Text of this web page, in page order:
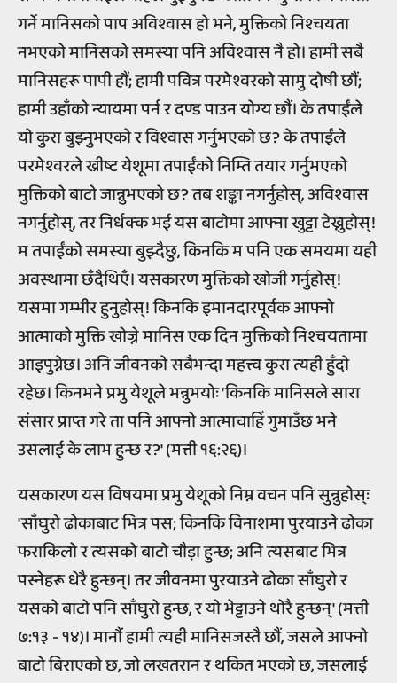
गर्ने मानिसको पाप अविश्वास हो भने, मुक्तिको निश्चयता
नभएको मानिसको समस्या पनि अविश्वास नै हो। हामी सबै
मानिसहरू पापी हौं; हामी पवित्र परमेश्वरको सामु दोषी छौं;
हामी उहाँको न्यायमा पर्न र दण्ड पाउन योग्य छौं। के तपाईंले
यो कुरा बुझ्नुभएको र विश्वास गर्नुभएको छ? के तपाईंले
परमेश्वरले ख्रीष्ट येशूमा तपाईंको निम्ति तयार गर्नुभएको
मुक्तिको बाटो जान्नुभएको छ? तब शङ्का नगर्नुहोस्, अविश्वास
नगर्नुहोस्, तर निर्धक्क भई यस बाटोमा आफ्ना खुट्टा टेख्नुहोस्!
म तपाईंको समस्या बुझ्दैछु, किनकि म पनि एक समयमा यही
अवस्थामा छँदैथिएँ। यसकारण मुक्तिको खोजी गर्नुहोस्!
यसमा गम्भीर हुनुहोस्! किनकि इमानदारपूर्वक आफ्नो
आत्माको मुक्ति खोज्ने मानिस एक दिन मुक्तिको निश्चयतामा
आइपुग्नेछ। अनि जीवनको सबैभन्दा महत्त्व कुरा त्यही हुँदो
रहेछ। किनभने प्रभु येशूले भन्नुभयोः ‘किनकि मानिसले सारा
संसार प्राप्त गरे ता पनि आफ्नो आत्माचाहिँ गुमाउँछ भने
उसलाई के लाभ हुन्छ र?' (मत्ती १६:२६)।
यसकारण यस विषयमा प्रभु येशूको निम्न वचन पनि सुन्नुहोस्ः
'साँघुरो ढोकाबाट भित्र पस; किनकि विनाशमा पुरयाउने ढोका
फराकिलो र त्यसको बाटो चौड़ा हुन्छ; अनि त्यसबाट भित्र
पस्नेहरू धेरै हुन्छन्। तर जीवनमा पुरयाउने ढोका साँघुरो र
यसको बाटो पनि साँघुरो हुन्छ, र यो भेट्टाउने थोरै हुन्छन्' (मत्ती
७:१३ - १४)। मानौं हामी त्यही मानिसजस्तै छौं, जसले आफ्नो
बाटो बिराएको छ, जो लखतरान र थकित भएको छ, जसलाई